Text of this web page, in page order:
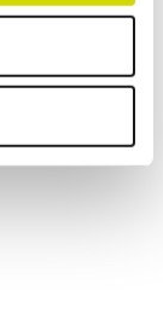
lisää